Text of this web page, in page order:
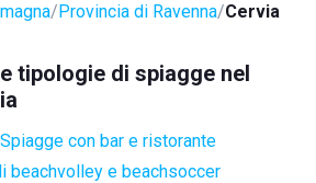
Provincia di Ravenna Cervia
tipologie di spiagge nel
Spiagge con bar e ristorante
beachvolley e beachsoccer